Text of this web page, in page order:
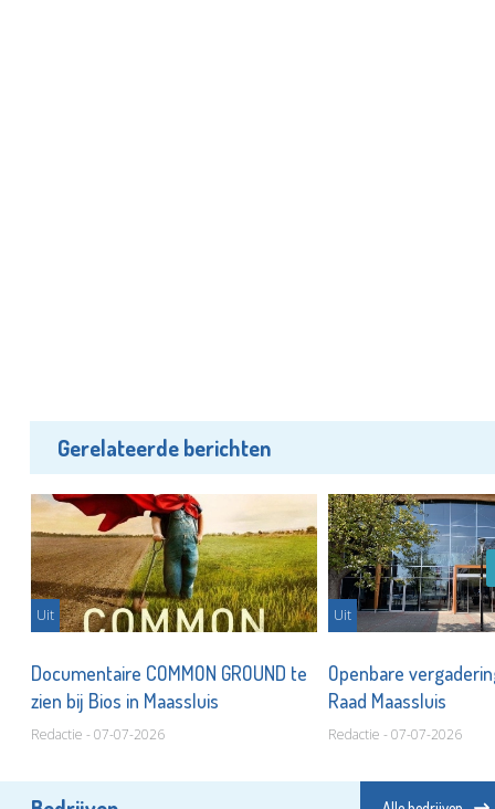
Gerelateerde berichten
Uit
Documentaire COMMON GROUND te
zien bij Bios in Maassluis
Redactie - 07-07-2026
Uit
Openbare
Raad Maassluis
Redactie - 07-07-2026